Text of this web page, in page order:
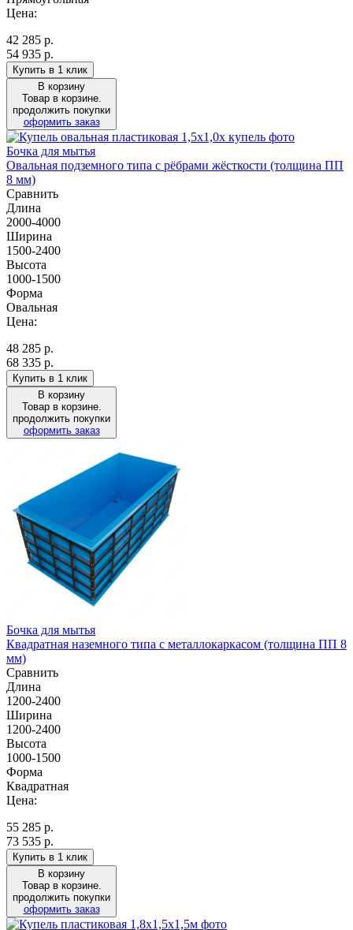
Цена:
42 285 р.
54 935 р.
Купить в 1 клик
В корзину
Товар в корзине.
продолжить покупки
оформить заказ
Бочка для мытья
Овальная подземного типа с рёбрами жёсткости (толщина ПП
8 мм)
Сравнить
Длина
2000-4000
Ширина
1500-2400
Высота
1000-1500
Форма
Овальная
Цена:
48 285 р.
68 335 р.
Купить в 1 клик
В корзину
Товар в корзине.
продолжить покупки
оформить заказ
Бочка для мытья
Квадратная наземного типа с металлокаркасом (толщина ПП 8
мм)
Сравнить
Длина
1200-2400
Ширина
1200-2400
Высота
1000-1500
Форма
Квадратная
Цена:
55 285 р.
73 535 р.
Купить в 1 клик
В корзину
Товар в корзине.
продолжить покупки
оформить заказ